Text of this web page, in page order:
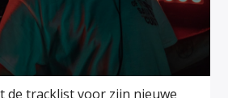
de tracklist voor zijn nieuwe